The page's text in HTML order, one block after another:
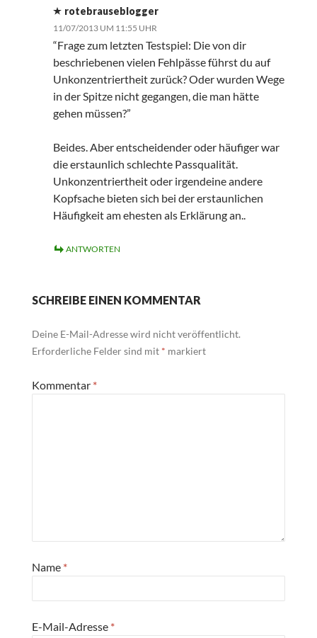
rotebrauseblogger
11/07/2013 UM 11:55 UHR
“Frage zum letzten Testspiel: Die von dir
beschriebenen vielen Fehlpässe führst du auf
Unkonzentriertheit zurück? Oder wurden Wege
in der Spitze nicht gegangen, die man hätte
gehen müssen?”
Beides. Aber entscheidender oder häufiger war
die erstaunlich schlechte Passqualität.
Unkonzentriertheit oder irgendeine andere
Kopfsache bieten sich bei der erstaunlichen
Häufigkeit am ehesten als Erklärung an..
ANTWORTEN
SCHREIBE EINEN KOMMENTAR
Deine E-Mail-Adresse wird nicht veröffentlicht.
Erforderliche Felder sind mit * markiert
Kommentar *
Name *
E-Mail-Adresse *